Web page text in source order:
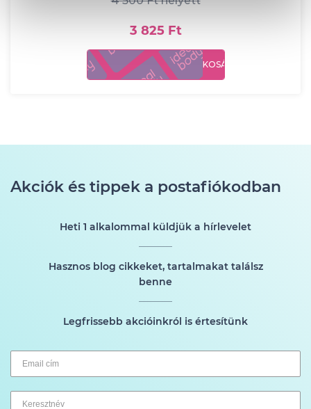
3 825 Ft
KOSÁRBA
Akciók és tippek a postafiókodban
Heti 1 alkalommal küldjük a hírlevelet
Hasznos blog cikkeket, tartalmakat találsz
benne
Legfrissebb akcióinkról is értesítünk